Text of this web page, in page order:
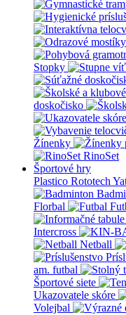
Stopky
doskočisko
Žínenky
RinoSet
Športové hry
Plastico Rototech
Florbal
Intercross
Netball
am. futbal
Športové siete
Ukazovatele skóre
Volejbal